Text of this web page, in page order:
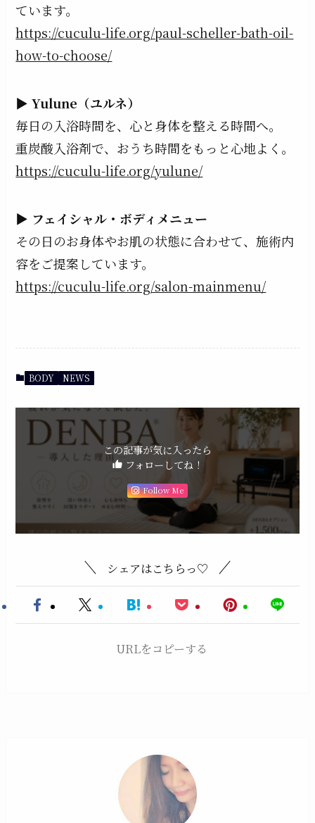
ています。
https://cuculu-life.org/paul-scheller-bath-oil-
how-to-choose/
▶Yulune（ユルネ）
毎日の入浴時間を、心と身体を整える時間へ。
重炭酸入浴剤で、おうち時間をもっと心地よく。
https://cuculu-life.org/yulune/
▶ フェイシャル・ボディメニュー
その日のお身体やお肌の状態に合わせて、施術内
容をご提案しています。
https://cuculu-life.org/salon-mainmenu/
BODY NEWS
この記事が気に入ったら
フォローしてね！
Follow Me
シェアはこちらっ♡
URLをコピーする